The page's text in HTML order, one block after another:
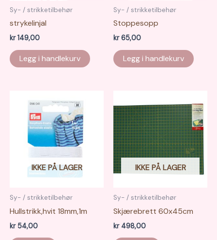
Sy- / strikketilbehør
strykelinjal
kr149,00
Legg i handlekurv
Sy- / strikketilbehør
Stoppesopp
kr65,00
Legg i handlekurv
IKKE PÅ LAGER
Sy- / strikketilbehør
Hullstrikk,hvit 18mm,1m
kr54,00
IKKE PÅ LAGER
Sy- / strikketilbehør
Skjærebrett 60x45cm
kr498,00